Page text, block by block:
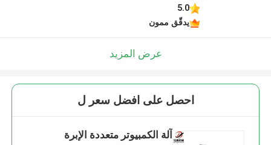
5.0
يدقّق ممون
عرض المزيد
احصل على افضل سعر ل
آلة الكمبيوتر متعددة الإبرة